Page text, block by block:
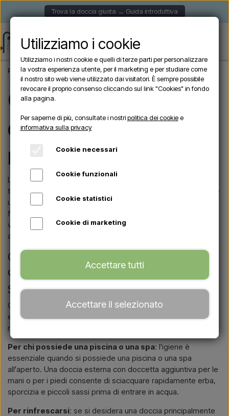
Trova la doccia giusta → Guida introduttiva
Pagina iniziale Blog Quale doccia esterna è adatta a me?
Qual è la doccia da
esterno più adatta a
me?
La scelta della doccia da esterno giusta può essere
travolgente con le tante opzioni disponibili. Prima di prendere
una decisione, prendete in considerazione questi importanti
fattori per assicurarvi di scegliere la doccia perfetta per le
vostre esigenze. Il nostro team è sempre disponibile se
avete bisogno di una consulenza personalizzata.
Considerazioni importanti prima
dell'acquisto
Scopo e funzionalità
Quale sarà lo scopo principale della vostra doccia da
esterno? L'uso che intendete farne ha un forte impatto sul
modello più adatto a voi.
Per chi possiede una piscina o una spa: l'igiene è
essenziale quando si possiede una piscina o una spa
all'aperto. Una doccia esterna con doccetta aggiuntiva per le
mani o per i piedi consente di sciacquare rapidamente erba,
sporcizia e piccoli sassi prima di entrare in acqua.
Per rinfrescarsi: se si desidera una doccia principalmente
Utilizziamo i cookie
Utilizziamo i nostri cookie e quelli di terze parti per personalizzare
la vostra esperienza utente, per il marketing e per studiare come
il nostro sito web viene utilizzato dai visitatori. È sempre possibile
revocare il proprio consenso cliccando sul link "Cookies" in fondo
alla pagina.
Per saperne di più, consultate i nostripolitica dei cookiee
informativa sulla privacy
Cookie necessari
Cookie funzionali
Cookie statistici
Cookie di marketing
Accettare tutti
Accettare il selezionato